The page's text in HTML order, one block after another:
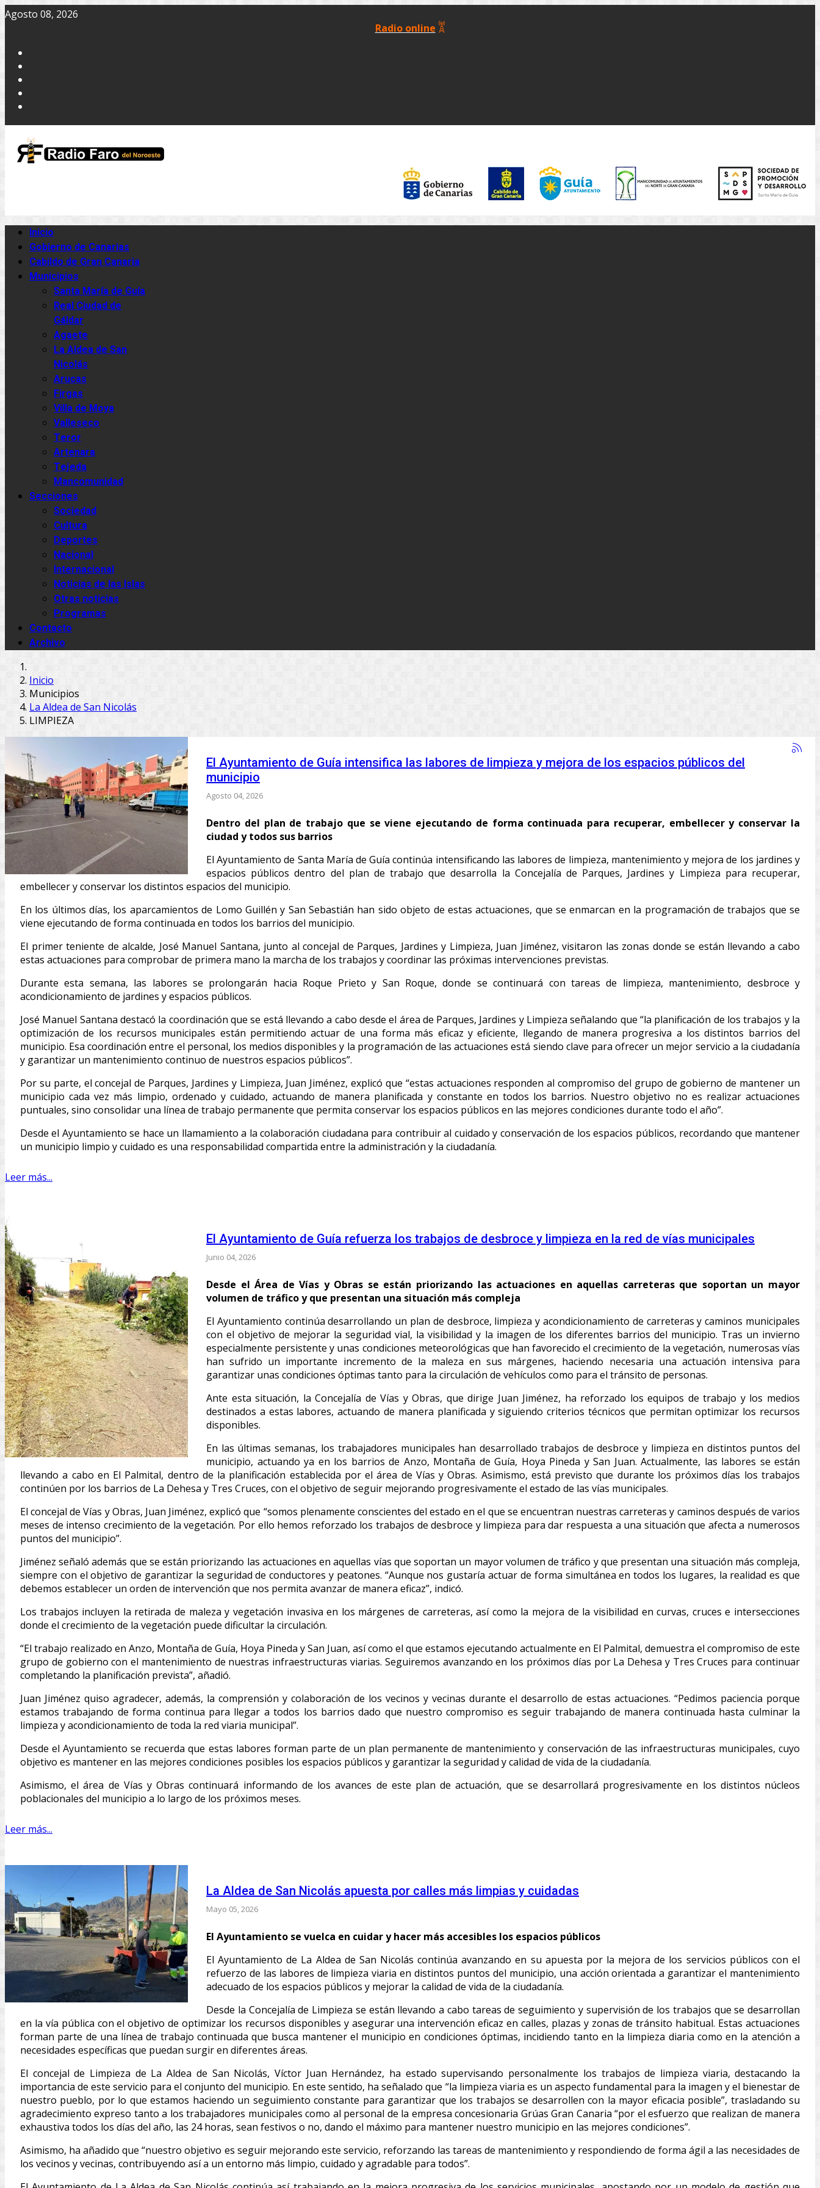
Agosto 08, 2026
Radio online
Inicio
Gobierno de Canarias
Cabildo de Gran Canaria
Municipios
Santa María de Guía
Real Ciudad de
Gáldar
Agaete
La Aldea de San
Nicolás
Arucas
Firgas
Villa de Moya
Valleseco
Teror
Artenara
Tejeda
Mancomunidad
Secciones
Sociedad
Cultura
Deportes
Nacional
Internacional
Noticias de las Islas
Otras noticias
Programas
Contacto
Archivo
Inicio
Municipios
La Aldea de San Nicolás
LIMPIEZA
El Ayuntamiento de Guía intensifica las labores de limpieza y mejora de los espacios públicos del
municipio
Agosto 04, 2026
Dentro del plan de trabajo que se viene ejecutando de forma continuada para recuperar, embellecer y conservar la
ciudad y todos sus barrios
El Ayuntamiento de Santa María de Guía continúa intensificando las labores de limpieza, mantenimiento y mejora de los jardines y
espacios públicos dentro del plan de trabajo que desarrolla la Concejalía de Parques, Jardines y Limpieza para recuperar,
embellecer y conservar los distintos espacios del municipio.
En los últimos días, los aparcamientos de Lomo Guillén y San Sebastián han sido objeto de estas actuaciones, que se enmarcan en la programación de trabajos que se
viene ejecutando de forma continuada en todos los barrios del municipio.
El primer teniente de alcalde, José Manuel Santana, junto al concejal de Parques, Jardines y Limpieza, Juan Jiménez, visitaron las zonas donde se están llevando a cabo
estas actuaciones para comprobar de primera mano la marcha de los trabajos y coordinar las próximas intervenciones previstas.
Durante esta semana, las labores se prolongarán hacia Roque Prieto y San Roque, donde se continuará con tareas de limpieza, mantenimiento, desbroce y
acondicionamiento de jardines y espacios públicos.
José Manuel Santana destacó la coordinación que se está llevando a cabo desde el área de Parques, Jardines y Limpieza señalando que “la planificación de los trabajos y la
optimización de los recursos municipales están permitiendo actuar de una forma más eficaz y eficiente, llegando de manera progresiva a los distintos barrios del
municipio. Esa coordinación entre el personal, los medios disponibles y la programación de las actuaciones está siendo clave para ofrecer un mejor servicio a la ciudadanía
y garantizar un mantenimiento continuo de nuestros espacios públicos”.
Por su parte, el concejal de Parques, Jardines y Limpieza, Juan Jiménez, explicó que “estas actuaciones responden al compromiso del grupo de gobierno de mantener un
municipio cada vez más limpio, ordenado y cuidado, actuando de manera planificada y constante en todos los barrios. Nuestro objetivo no es realizar actuaciones
puntuales, sino consolidar una línea de trabajo permanente que permita conservar los espacios públicos en las mejores condiciones durante todo el año”.
Desde el Ayuntamiento se hace un llamamiento a la colaboración ciudadana para contribuir al cuidado y conservación de los espacios públicos, recordando que mantener
un municipio limpio y cuidado es una responsabilidad compartida entre la administración y la ciudadanía.
Leer más...
El Ayuntamiento de Guía refuerza los trabajos de desbroce y limpieza en la red de vías municipales
Junio 04, 2026
Desde el Área de Vías y Obras se están priorizando las actuaciones en aquellas carreteras que soportan un mayor
volumen de tráfico y que presentan una situación más compleja
El Ayuntamiento continúa desarrollando un plan de desbroce, limpieza y acondicionamiento de carreteras y caminos municipales
con el objetivo de mejorar la seguridad vial, la visibilidad y la imagen de los diferentes barrios del municipio. Tras un invierno
especialmente persistente y unas condiciones meteorológicas que han favorecido el crecimiento de la vegetación, numerosas vías
han sufrido un importante incremento de la maleza en sus márgenes, haciendo necesaria una actuación intensiva para
garantizar unas condiciones óptimas tanto para la circulación de vehículos como para el tránsito de personas.
Ante esta situación, la Concejalía de Vías y Obras, que dirige Juan Jiménez, ha reforzado los equipos de trabajo y los medios
destinados a estas labores, actuando de manera planificada y siguiendo criterios técnicos que permitan optimizar los recursos
disponibles.
En las últimas semanas, los trabajadores municipales han desarrollado trabajos de desbroce y limpieza en distintos puntos del
municipio, actuando ya en los barrios de Anzo, Montaña de Guía, Hoya Pineda y San Juan. Actualmente, las labores se están
llevando a cabo en El Palmital, dentro de la planificación establecida por el área de Vías y Obras. Asimismo, está previsto que durante los próximos días los trabajos
continúen por los barrios de La Dehesa y Tres Cruces, con el objetivo de seguir mejorando progresivamente el estado de las vías municipales.
El concejal de Vías y Obras, Juan Jiménez, explicó que “somos plenamente conscientes del estado en el que se encuentran nuestras carreteras y caminos después de varios
meses de intenso crecimiento de la vegetación. Por ello hemos reforzado los trabajos de desbroce y limpieza para dar respuesta a una situación que afecta a numerosos
puntos del municipio”.
Jiménez señaló además que se están priorizando las actuaciones en aquellas vías que soportan un mayor volumen de tráfico y que presentan una situación más compleja,
siempre con el objetivo de garantizar la seguridad de conductores y peatones. “Aunque nos gustaría actuar de forma simultánea en todos los lugares, la realidad es que
debemos establecer un orden de intervención que nos permita avanzar de manera eficaz”, indicó.
Los trabajos incluyen la retirada de maleza y vegetación invasiva en los márgenes de carreteras, así como la mejora de la visibilidad en curvas, cruces e intersecciones
donde el crecimiento de la vegetación puede dificultar la circulación.
“El trabajo realizado en Anzo, Montaña de Guía, Hoya Pineda y San Juan, así como el que estamos ejecutando actualmente en El Palmital, demuestra el compromiso de este
grupo de gobierno con el mantenimiento de nuestras infraestructuras viarias. Seguiremos avanzando en los próximos días por La Dehesa y Tres Cruces para continuar
completando la planificación prevista”, añadió.
Juan Jiménez quiso agradecer, además, la comprensión y colaboración de los vecinos y vecinas durante el desarrollo de estas actuaciones. “Pedimos paciencia porque
estamos trabajando de forma continua para llegar a todos los barrios dado que nuestro compromiso es seguir trabajando de manera continuada hasta culminar la
limpieza y acondicionamiento de toda la red viaria municipal”.
Desde el Ayuntamiento se recuerda que estas labores forman parte de un plan permanente de mantenimiento y conservación de las infraestructuras municipales, cuyo
objetivo es mantener en las mejores condiciones posibles los espacios públicos y garantizar la seguridad y calidad de vida de la ciudadanía.
Asimismo, el área de Vías y Obras continuará informando de los avances de este plan de actuación, que se desarrollará progresivamente en los distintos núcleos
poblacionales del municipio a lo largo de los próximos meses.
Leer más...
La Aldea de San Nicolás apuesta por calles más limpias y cuidadas
Mayo 05, 2026
El Ayuntamiento se vuelca en cuidar y hacer más accesibles los espacios públicos
El Ayuntamiento de La Aldea de San Nicolás continúa avanzando en su apuesta por la mejora de los servicios públicos con el
refuerzo de las labores de limpieza viaria en distintos puntos del municipio, una acción orientada a garantizar el mantenimiento
adecuado de los espacios públicos y mejorar la calidad de vida de la ciudadanía.
Desde la Concejalía de Limpieza se están llevando a cabo tareas de seguimiento y supervisión de los trabajos que se desarrollan
en la vía pública con el objetivo de optimizar los recursos disponibles y asegurar una intervención eficaz en calles, plazas y zonas de tránsito habitual. Estas actuaciones
forman parte de una línea de trabajo continuada que busca mantener el municipio en condiciones óptimas, incidiendo tanto en la limpieza diaria como en la atención a
necesidades específicas que puedan surgir en diferentes áreas.
El concejal de Limpieza de La Aldea de San Nicolás, Víctor Juan Hernández, ha estado supervisando personalmente los trabajos de limpieza viaria, destacando la
importancia de este servicio para el conjunto del municipio. En este sentido, ha señalado que “la limpieza viaria es un aspecto fundamental para la imagen y el bienestar de
nuestro pueblo, por lo que estamos haciendo un seguimiento constante para garantizar que los trabajos se desarrollen con la mayor eficacia posible”, trasladando su
agradecimiento expreso tanto a los trabajadores municipales como al personal de la empresa concesionaria Grúas Gran Canaria “por el esfuerzo que realizan de manera
exhaustiva todos los días del año, las 24 horas, sean festivos o no, dando el máximo para mantener nuestro municipio en las mejores condiciones”.
Asimismo, ha añadido que “nuestro objetivo es seguir mejorando este servicio, reforzando las tareas de mantenimiento y respondiendo de forma ágil a las necesidades de
los vecinos y vecinas, contribuyendo así a un entorno más limpio, cuidado y agradable para todos”.